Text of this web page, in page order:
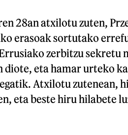
28an atxilotu zuten,
erasoak sortutako
zerbitzu
diote, eta hamar urteko
Atxilotu zutenean,
eta beste hiru hilabete